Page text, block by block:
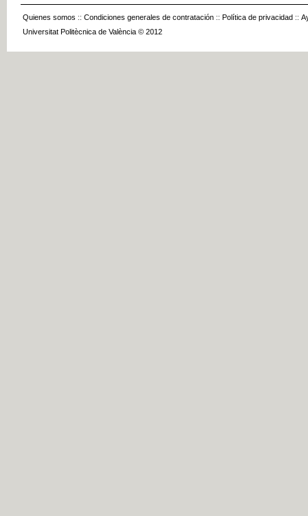
Quienes somos :: Condiciones generales de contratación :: Política de privacidad ::
Universitat Politècnica de València © 2012